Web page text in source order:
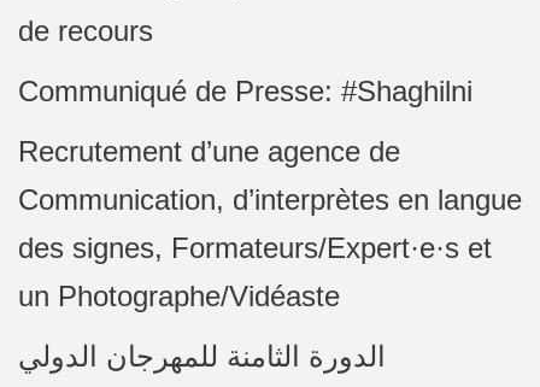
de recours
Communiqué de Presse: #Shaghilni
Recrutement d’une agence de
Communication, d’interprètes en langue
des signes, Formateurs/Expert·e·s et
un Photographe/Vidéaste
الدورة الثامنة للمهرجان الدولي